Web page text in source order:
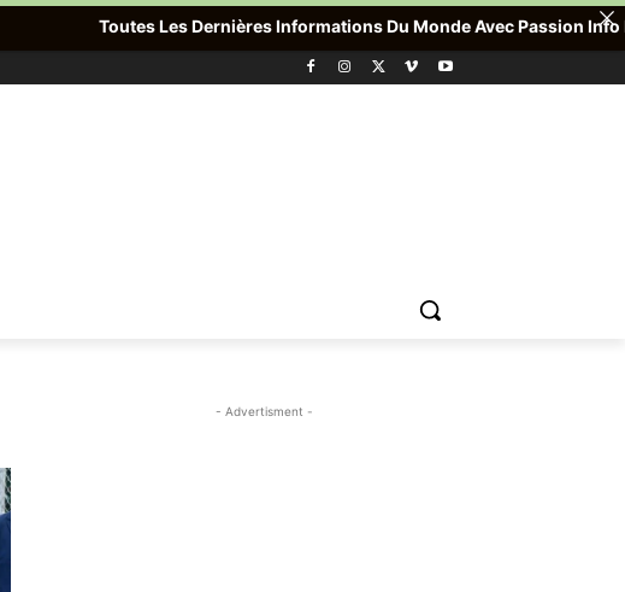
- Advertisment -
Toutes Les Dernières Informations Du Monde Avec Passion Info